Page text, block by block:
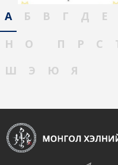
А Б В Г Д Е
Н
О П Р С
Ш
Э Ю Я